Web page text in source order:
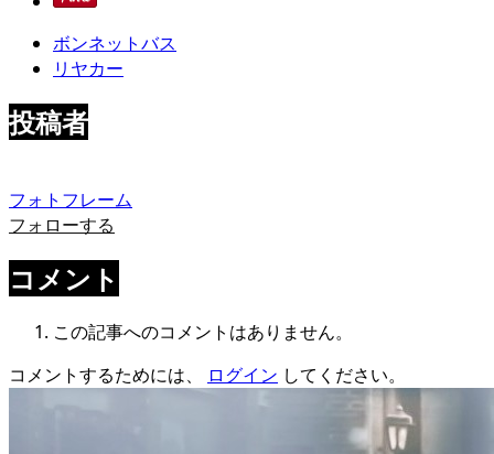
ボンネットバス
リヤカー
投稿者
フォトフレーム
フォローする
コメント
この記事へのコメントはありません。
コメントするためには、
ログイン してください。